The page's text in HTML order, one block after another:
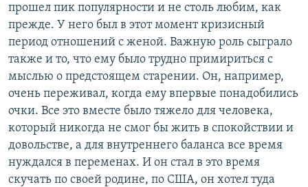
прошел пик популярности и не столь любим, как
прежде. У него был в этот момент кризисный
период отношений с женой. Важную роль сыграло
также и то, что ему было трудно примириться с
мыслью о предстоящем старении. Он, например,
очень переживал, когда ему впервые понадобились
очки. Все это вместе было тяжело для человека,
который никогда не смог бы жить в спокойствии и
довольстве, а для внутреннего баланса все время
нуждался в переменах. И он стал в это время
скучать по своей родине, по США, он хотел туда